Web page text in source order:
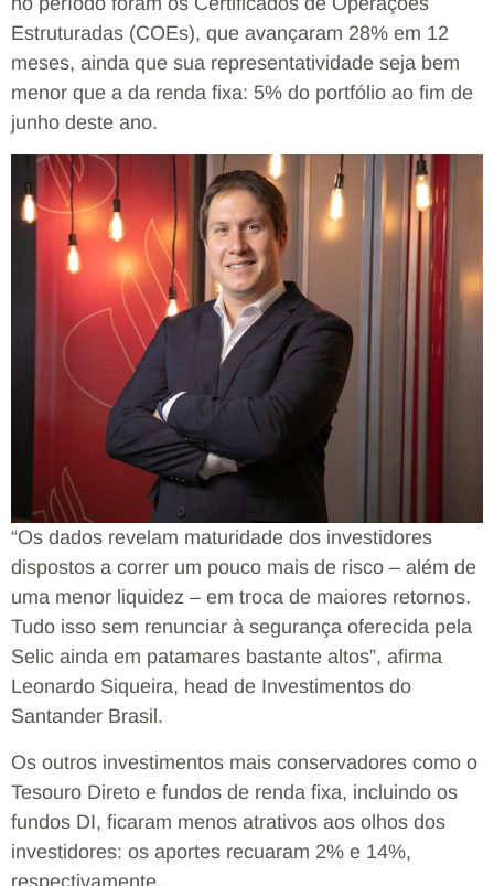
Estruturadas (COEs), que avançaram 28% em 12
meses, ainda que sua representatividade seja bem
menor que a da renda fixa: 5% do portfólio ao fim de
junho deste ano.
“Os dados revelam maturidade dos investidores
dispostos a correr um pouco mais de risco – além de
uma menor liquidez – em troca de maiores retornos.
Tudo isso sem renunciar à segurança oferecida pela
Selic ainda em patamares bastante altos”, afirma
Leonardo Siqueira, head de Investimentos do
Santander Brasil.
Os outros investimentos mais conservadores como o
Tesouro Direto e fundos de renda fixa, incluindo os
fundos DI, ficaram menos atrativos aos olhos dos
investidores: os aportes recuaram 2% e 14%,
respectivamente.